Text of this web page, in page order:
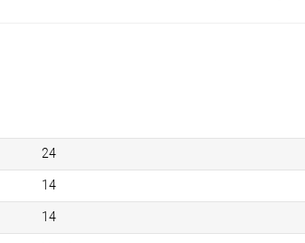
24
14
14